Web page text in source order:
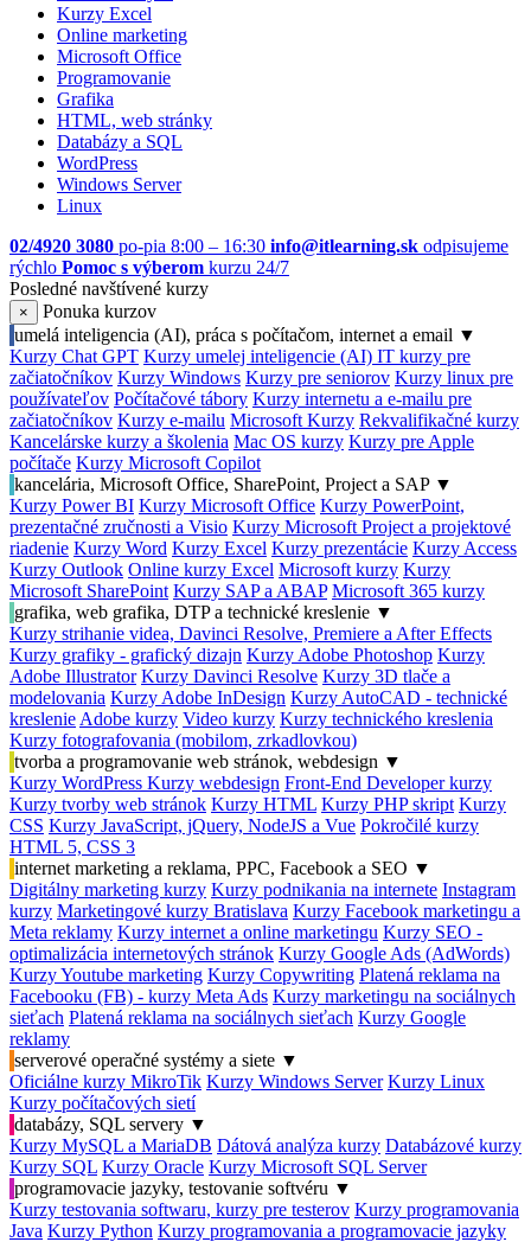
Kurzy Excel
Online marketing
Microsoft Office
Programovanie
Grafika
HTML, web stránky
Databázy a SQL
WordPress
Windows Server
Linux
02/4920 3080 po-pia 8:00 – 16:30 info@itlearning.sk odpisujeme
rýchlo Pomoc s výberom kurzu 24/7
Posledné navštívené kurzy
×
Ponuka kurzov
umelá inteligencia (AI), práca s počítačom, internet a email ▼
Kurzy Chat GPT Kurzy umelej inteligencie (AI) IT kurzy pre
začiatočníkov Kurzy Windows Kurzy pre seniorov Kurzy linux pre
používateľov Počítačové tábory Kurzy internetu a e-mailu pre
začiatočníkov Kurzy e-mailu Microsoft Kurzy Rekvalifikačné kurzy
Kancelárske kurzy a školenia Mac OS kurzy Kurzy pre Apple
počítače Kurzy Microsoft Copilot
kancelária, Microsoft Office, SharePoint, Project a SAP ▼
Kurzy Power BI Kurzy Microsoft Office Kurzy PowerPoint,
prezentačné zručnosti a Visio Kurzy Microsoft Project a projektové
riadenie Kurzy Word Kurzy Excel Kurzy prezentácie Kurzy Access
Kurzy Outlook Online kurzy Excel Microsoft kurzy Kurzy
Microsoft SharePoint Kurzy SAP a ABAP Microsoft 365 kurzy
grafika, web grafika, DTP a technické kreslenie ▼
Kurzy strihanie videa, Davinci Resolve, Premiere a After Effects
Kurzy grafiky - grafický dizajn Kurzy Adobe Photoshop Kurzy
Adobe Illustrator Kurzy Davinci Resolve Kurzy 3D tlače a
modelovania Kurzy Adobe InDesign Kurzy AutoCAD - technické
kreslenie Adobe kurzy Video kurzy Kurzy technického kreslenia
Kurzy fotografovania (mobilom, zrkadlovkou)
tvorba a programovanie web stránok, webdesign ▼
Kurzy WordPress Kurzy webdesign Front-End Developer kurzy
Kurzy tvorby web stránok Kurzy HTML Kurzy PHP skript Kurzy
CSS Kurzy JavaScript, jQuery, NodeJS a Vue Pokročilé kurzy
HTML 5, CSS 3
internet marketing a reklama, PPC, Facebook a SEO ▼
Digitálny marketing kurzy Kurzy podnikania na internete Instagram
kurzy Marketingové kurzy Bratislava Kurzy Facebook marketingu a
Meta reklamy Kurzy internet a online marketingu Kurzy SEO -
optimalizácia internetových stránok Kurzy Google Ads (AdWords)
Kurzy Youtube marketing Kurzy Copywriting Platená reklama na
Facebooku (FB) - kurzy Meta Ads Kurzy marketingu na sociálnych
sieťach Platená reklama na sociálnych sieťach Kurzy Google
reklamy
serverové operačné systémy a siete ▼
Oficiálne kurzy MikroTik Kurzy Windows Server Kurzy Linux
Kurzy počítačových sietí
databázy, SQL servery ▼
Kurzy MySQL a MariaDB Dátová analýza kurzy Databázové kurzy
Kurzy SQL Kurzy Oracle Kurzy Microsoft SQL Server
programovacie jazyky, testovanie softvéru ▼
Kurzy testovania softwaru, kurzy pre testerov Kurzy programovania
Java Kurzy Python Kurzy programovania a programovacie jazyky